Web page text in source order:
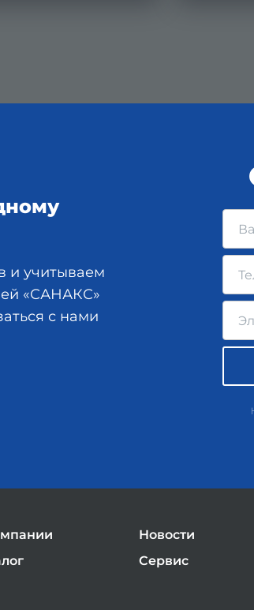
и учитываем
«САНАКС»
с нами
Новости
Сервис